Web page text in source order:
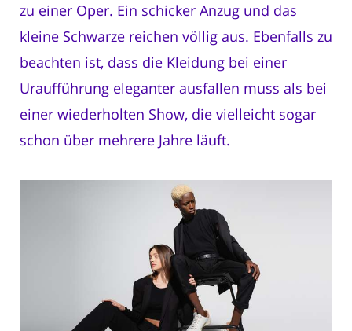
zu einer Oper. Ein schicker Anzug und das
kleine Schwarze reichen völlig aus. Ebenfalls zu
beachten ist, dass die Kleidung bei einer
Uraufführung eleganter ausfallen muss als bei
einer wiederholten Show, die vielleicht sogar
schon über mehrere Jahre läuft.